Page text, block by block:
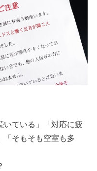
いている」「対応に疲
「そもそも空室も多